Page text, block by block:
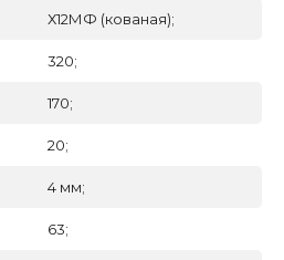
Х12МФ (кованая);
320;
170;
20;
4 мм;
63;